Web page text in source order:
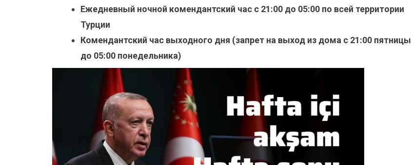
Ежедневный ночной комендантский час с 21:00 до 05:00 по всей территории
Турции
Комендантский час выходного дня (запрет на выход из дома с 21:00 пятницы
до 05:00 понедельника)